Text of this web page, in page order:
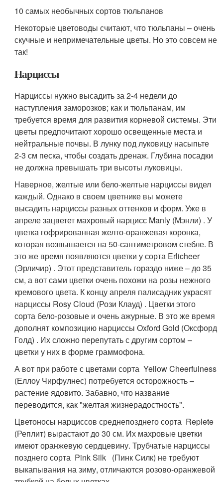
10 самых необычных сортов тюльпанов
Некоторые цветоводы считают, что тюльпаны – очень
скучные и непримечательные цветы. Но это совсем не
так!
Нарциссы
Нарциссы нужно высадить за 2-4 недели до
наступления заморозков; как и тюльпанам, им
требуется время для развития корневой системы. Эти
цветы предпочитают хорошо освещенные места и
нейтральные почвы. В лунку под луковицу насыпьте
2-3 см песка, чтобы создать дренаж. Глубина посадки
не должна превышать три высоты луковицы.
Наверное, желтые или бело-желтые нарциссы видел
каждый. Однако в своем цветнике вы можете
высадить нарциссы разных оттенков и форм. Уже в
апреле зацветет махровый нарцисс Manly (Мэнли) . У
цветка гофрированная желто-оранжевая коронка,
которая возвышается на 50-сантиметровом стебле. В
это же время появляются цветки у сорта Erlicheer
(Эрличир) . Этот представитель гораздо ниже – до 35
см, а вот сами цветки очень похожи на розы нежного
кремового цвета. К концу апреля палисадник украсят
нарциссы Rosy Cloud (Рози Клауд) . Цветки этого
сорта бело-розовые и очень ажурные. В это же время
дополнят композицию нарциссы Oxford Gold (Оксфорд
Голд) . Их сложно перепутать с другим сортом –
цветки у них в форме граммофона.
А вот при работе с цветами сорта Yellow Cheerfulness
(Еллоу Чирфулнес) потребуется осторожность –
растение ядовито. Забавно, что название
переводится, как "желтая жизнерадостность".
Цветоносы нарциссов среднепозднего сорта Replete
(Реплит) вырастают до 30 см. Их махровые цветки
имеют оранжевую сердцевину. Трубчатые нарциссы
позднего сорта Pink Silk (Пинк Силк) не требуют
выкапывания на зиму, отличаются розово-оранжевой